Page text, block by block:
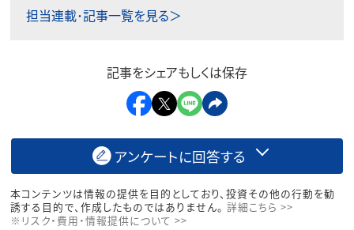
担当連載･記事一覧を見る＞
記事をシェアもしくは保存
アンケートに回答する
本コンテンツは情報の提供を目的としており、投資その他の行動を勧
誘する目的で、作成したものではありません。 詳細こちら >>
※リスク・費用・情報提供について >>